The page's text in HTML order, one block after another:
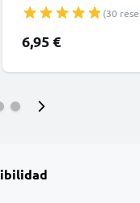
Pellizco central (30
6,95 €